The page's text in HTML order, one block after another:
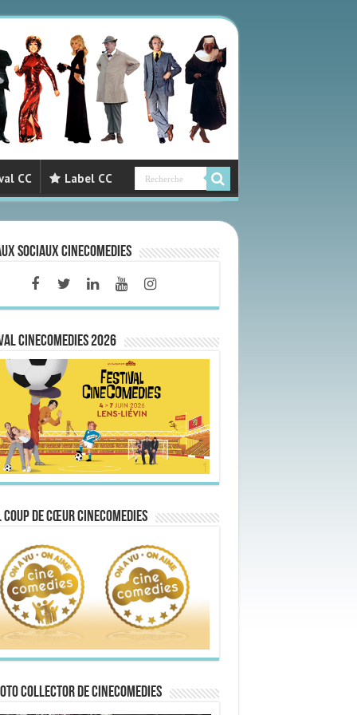
CC Label CC
sociaux CineComedies
CINECOMEDIES 2026
de Cœur CineComedies
collector de CineComedies